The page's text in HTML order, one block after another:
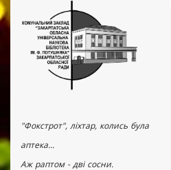
"Фокстрот", ліхтар, колись була
аптека...
Аж раптом - дві сосни.